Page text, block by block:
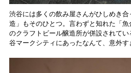
渋谷には多くの飲み屋さんがひしめき
造」もそのひとつ。言わずと知れた「
のクラフトビール醸造所が併設されて
谷マークシティにあったなんて、意外す